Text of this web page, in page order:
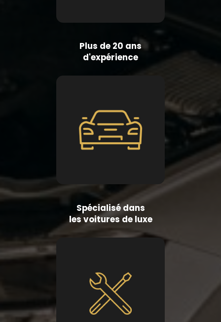
Plus de 20 ans
d'expérience
Spécialisé dans
les voitures de luxe